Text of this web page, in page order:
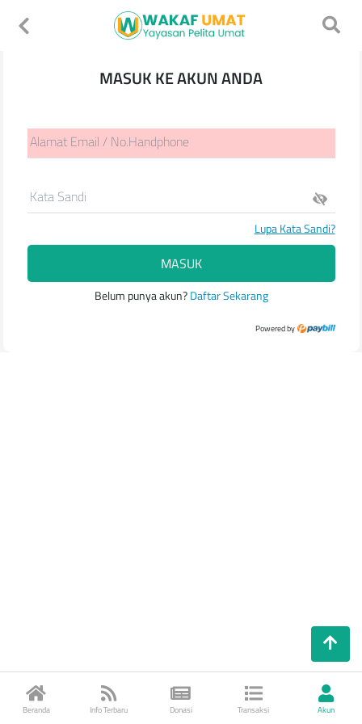
MASUK KE AKUN ANDA
Alamat Email / No.Handphone
Kata Sandi
Lupa Kata Sandi?
MASUK
Belum punya akun?Daftar Sekarang
Powered by
Beranda Info Terbaru Donasi Transaksi Akun